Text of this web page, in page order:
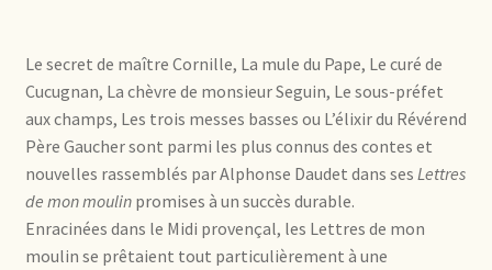
Le secret de maître Cornille, La mule du Pape, Le curé de
Cucugnan, La chèvre de monsieur Seguin, Le sous-préfet
aux champs, Les trois messes basses ou L’élixir du Révérend
Père Gaucher sont parmi les plus connus des contes et
nouvelles rassemblés par Alphonse Daudet dans ses Lettres
de mon moulinpromises à un succès durable.
Enracinées dans le Midi provençal, les Lettres de mon
moulin se prêtaient tout particulièrement à une